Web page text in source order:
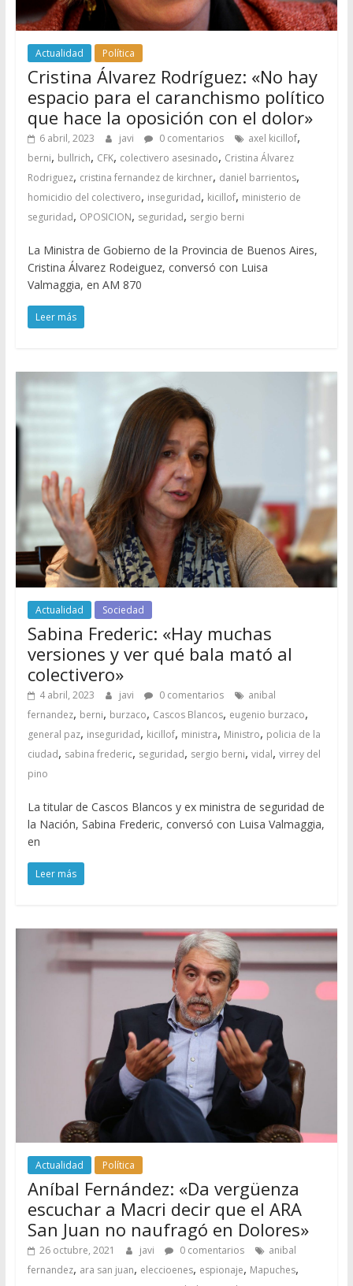
Actualidad Política
Cristina Álvarez Rodríguez: «No hay
espacio para el caranchismo político
que hace la oposición con el dolor»
6 abril, 2023 javi 0 comentarios axel kicillof,
berni, bullrich, CFK, colectivero asesinado, Cristina Álvarez
Rodriguez, cristina fernandez de kirchner, daniel barrientos,
homicidio del colectivero, inseguridad, kicillof, ministerio de
seguridad, OPOSICION, seguridad, sergio berni
La Ministra de Gobierno de la Provincia de Buenos Aires,
Cristina Álvarez Rodeiguez, conversó con Luisa
Valmaggia, en AM 870
Leer más
Actualidad Sociedad
Sabina Frederic: «Hay muchas
versiones y ver qué bala mató al
colectivero»
4 abril, 2023 javi 0 comentarios
anibal
fernandez, berni, burzaco, Cascos Blancos, eugenio burzaco,
general paz, inseguridad, kicillof, ministra, Ministro, policia de la
ciudad, sabina frederic, seguridad, sergio berni, vidal, virrey del
pino
La titular de Cascos Blancos y ex ministra de seguridad de
la Nación, Sabina Frederic, conversó con Luisa Valmaggia,
en
Leer más
Actualidad Política
Aníbal Fernández: «Da vergüenza
escuchar a Macri decir que el ARA
San Juan no naufragó en Dolores»
26 octubre, 2021 javi 0 comentarios
anibal
fernandez, ara san juan, eleccioenes, espionaje, Mapuches,